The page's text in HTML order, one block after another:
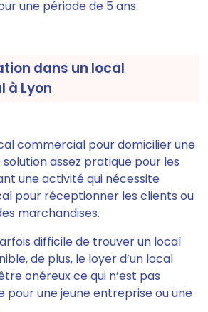
une période de 5 ans.
dans un local
à Lyon
commercial pour domicilier une
assez pratique pour les
une activité qui nécessite
pour réceptionner les clients ou
marchandises.
difficile de trouver un local
de plus, le loyer d’un local
onéreux ce qui n’est pas
pour une jeune entreprise ou une